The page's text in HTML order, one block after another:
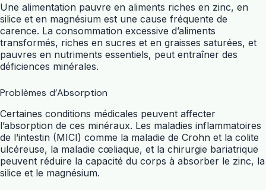
Une alimentation pauvre en aliments riches en zinc, en
silice et en magnésium est une cause fréquente de
carence. La consommation excessive d’aliments
transformés, riches en sucres et en graisses saturées, et
pauvres en nutriments essentiels, peut entraîner des
déficiences minérales.
Problèmes d’Absorption
Certaines conditions médicales peuvent affecter
l’absorption de ces minéraux. Les maladies inflammatoires
de l’intestin (MICI) comme la maladie de Crohn et la colite
ulcéreuse, la maladie cœliaque, et la chirurgie bariatrique
peuvent réduire la capacité du corps à absorber le zinc, la
silice et le magnésium.